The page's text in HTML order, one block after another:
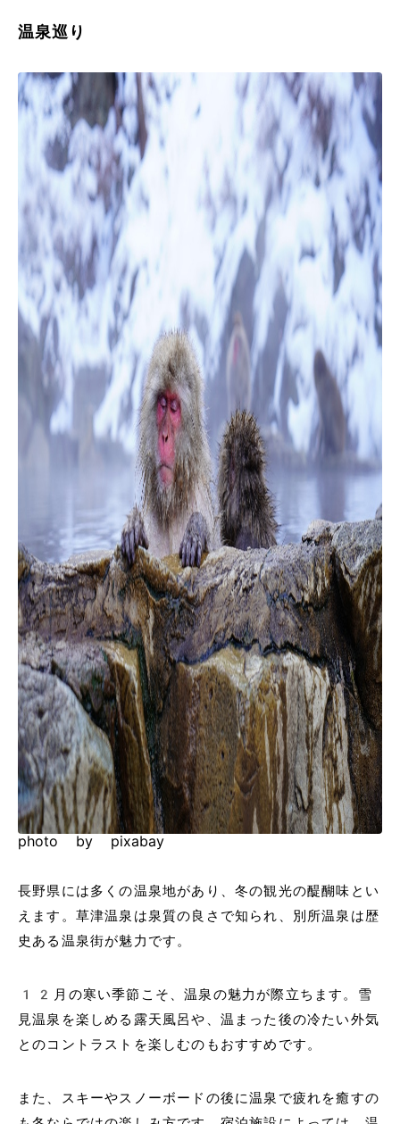
温泉巡り
photo by pixabay
長野県には多くの温泉地があり、冬の観光の醍醐味とい
えます。草津温泉は泉質の良さで知られ、別所温泉は歴
史ある温泉街が魅力です。
12月の寒い季節こそ、温泉の魅力が際立ちます。雪
見温泉を楽しめる露天風呂や、温まった後の冷たい外気
とのコントラストを楽しむのもおすすめです。
また、スキーやスノーボードの後に温泉で疲れを癒すの